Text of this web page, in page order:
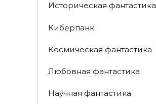
Историческая фантастика
Киберпанк
Космическая фантастика
Любовная фантастика
Научная фантастика